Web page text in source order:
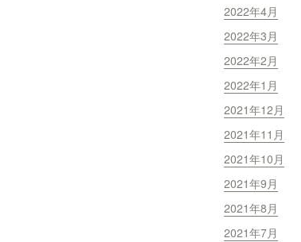
2022年4月
2022年3月
2022年2月
2022年1月
2021年12月
2021年11月
2021年10月
2021年9月
2021年8月
2021年7月